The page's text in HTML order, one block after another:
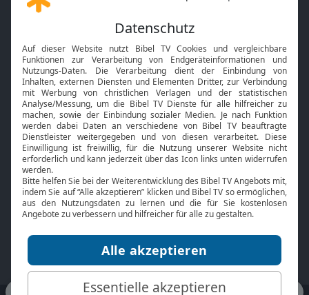
Gott und Bibel erklärt
Neuigkeiten
Mobile App
Smart TV
HbbTV
Bibelthek Online-Bibel
Nächster Gottesdienst
Bibel TV
Über uns
Jobs
Mediadaten
Service
Kontakt
TV-Empfang